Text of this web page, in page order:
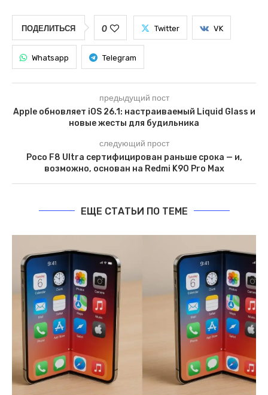
ПОДЕЛИТЬСЯ 0 Twitter VK
Whatsapp Telegram
предыдущий пост
Apple обновляет iOS 26.1: настраиваемый Liquid Glass и
новые жесты для будильника
следующий прост
Poco F8 Ultra сертифицирован раньше срока — и,
возможно, основан на Redmi K90 Pro Max
ЕЩЕ СТАТЬИ ПО ТЕМЕ